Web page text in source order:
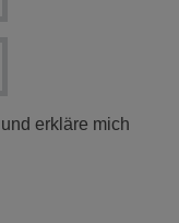
erkläre mich